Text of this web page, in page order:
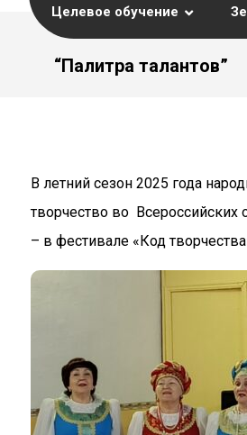
Целевое обучение
“Палитра талантов”
В летний сезон 2025 года
творчество во Всероссийских
– в фестивале «Код